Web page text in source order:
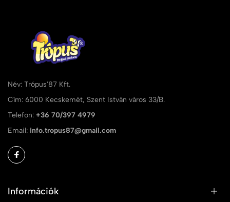
Név: Trópus'87 Kft.
Cím: 6000 Kecskemét, Szent István város 33/B.
Telefon: +36 70/397 4979
Email: info.tropus87@gmail.com
Információk